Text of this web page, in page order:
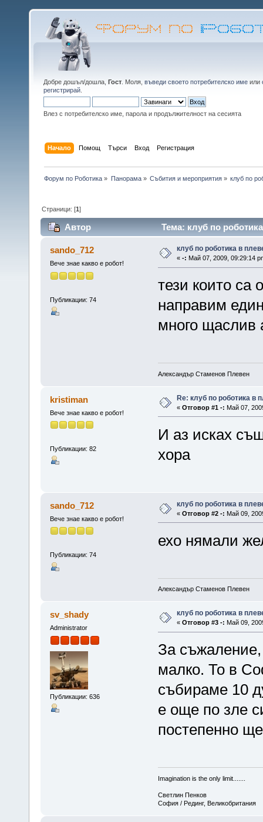
Добре дошъл/дошла, Гост . Моля, въведи своето потребителско име или
регистрирай
Влез с потребителско име, парола и продължителност на сесията
Начало Помощ Търси Вход Регистрация
Форум по Роботика » Панорама» Събития и мероприятия» клуб по
Страници: [1]
Автор Тема: клуб по
sando_712
Вече знае какво е робот!
Публикации: 74
клуб по роботика в
« -: Май 07, 2009, 09:29:14
тези които са
направим
много щаслив
Александър Стаменов Плевен
kristiman
Вече знае какво е робот!
Публикации: 82
Re: клуб по роботика в
« Отговор #1 -: Май 07,
И аз исках
хора
sando_712
Вече знае какво е робот!
Публикации: 74
клуб по роботика в
« Отговор #2 -: Май 09,
ехо нямали
Александър Стаменов Плевен
sv_shady
Administrator
Публикации: 636
клуб по роботика в
« Отговор #3 -: Май 09,
За
малко. То в
събираме 10
е още по зле
постепенно
Imagination is the only limit.......
Светлин Пенков
София / Рединг, Великобритания